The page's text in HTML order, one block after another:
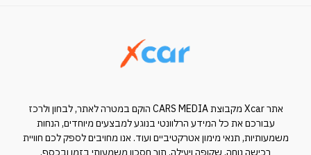
אתר Xcar מקבוצת CARS MEDIA הוקם במטרה לאתר, לבחון ולרכז
עבורכם את כל המידע הרלוונטי בנוגע למבצעים מיוחדים, הנחות
משמעותיות, תנאי מימון אטרקטיביים ועוד. אנו מחויבים לספק לכם חוויית
רכישה נוחה, שקופה ויעילה, תוך חסכון משמעותי בזמן ובכסף.